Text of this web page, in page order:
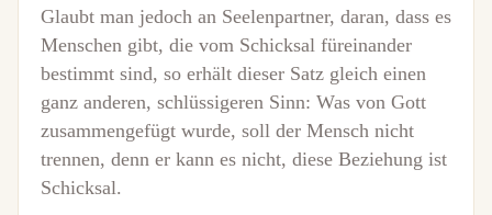
Glaubt man jedoch an Seelenpartner, daran, dass es
Menschen gibt, die vom Schicksal füreinander
bestimmt sind, so erhält dieser Satz gleich einen
ganz anderen, schlüssigeren Sinn: Was von Gott
zusammengefügt wurde, soll der Mensch nicht
trennen, denn er kann es nicht, diese Beziehung ist
Schicksal.